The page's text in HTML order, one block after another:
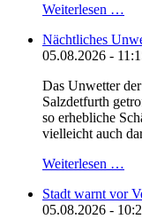
Weiterlesen …
Nächtliches
05.08.2026 -
Das Unwetter
Salzdetfurth
so erhebliche
vielleicht auch
Weiterlesen …
Stadt warnt vor
05.08.2026 -